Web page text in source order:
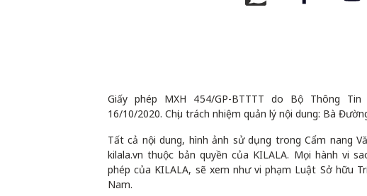
Giấy phép MXH 454/GP-BTTTT do Bộ Thông
16/10/2020. Chịu trách nhiệm quản lý nội dung: Bà
Tất cả nội dung, hình ảnh sử dụng trong Cẩm nang
kilala.vn thuộc bản quyền của KILALA. Mọi hành vi
phép của KILALA, sẽ xem như vi phạm Luật Sở hữu
Nam.